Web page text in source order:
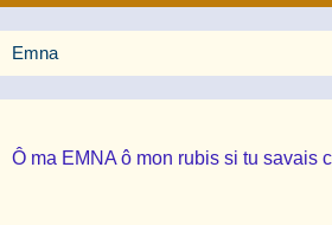
Emna
Ô ma EMNA ô mon rubis si tu savais